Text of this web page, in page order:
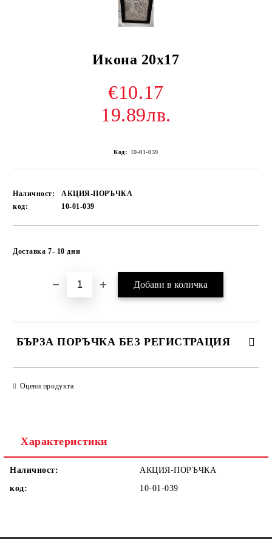
Икона 20x17
€10.17
19.89лв.
Код: 10-01-039
Наличност:
АКЦИЯ-ПОРЪЧКА
код:
10-01-039
Доставка 7- 10 дни
БЪРЗА ПОРЪЧКА БЕЗ РЕГИСТРАЦИЯ
Оцени продукта
Характеристики
Наличност:
АКЦИЯ-ПОРЪЧКА
код:
10-01-039